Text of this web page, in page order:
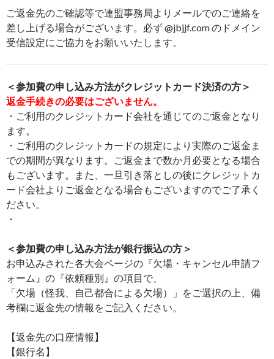
ご返金先のご確認等で連盟事務局よりメールでのご連絡を
差し上げる場合がございます。必ず @jbjjf.com のドメイン
受信設定にご協力をお願いいたします。
＜参加費の申し込み方法がクレジットカード決済の方＞
返金手続きの必要はございません。
・ご利用のクレジットカード会社を通じてのご返金となり
ます。
・ご利用のクレジットカードの規定により実際のご返金ま
での期間が異なります。ご返金まで数か月必要となる場合
もございます。また、一旦引き落としの後にクレジットカ
ード会社よりご返金となる場合もございますのでご了承く
ださい。
・
＜参加費の申し込み方法が銀行振込の方＞
お申込みされた各大会ページの『欠場・キャンセル申請フ
ォーム』の『依頼種別』の項目で、
「欠場（怪我、自己都合による欠場）」をご選択の上、備
考欄に返金先の情報をご記入ください。
【返金先の口座情報】
【銀行名】